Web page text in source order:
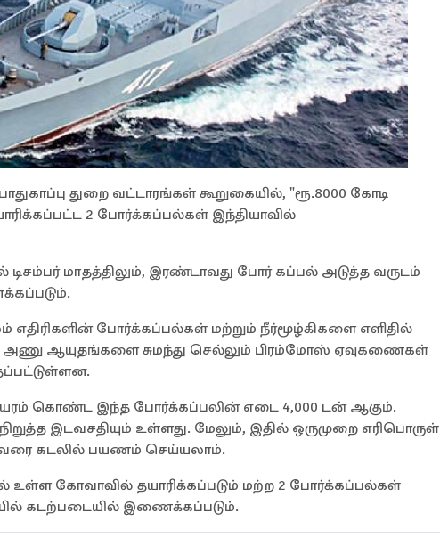
துறை வட்டாரங்கள் கூறுகையில், "ரூ.8000 கோடி
2 போர்க்கப்பல்கள் இந்தியாவில்
டிசம்பர் மாதத்திலும், இரண்டாவது போர் கப்பல் அடுத்த வருடம்
போர்க்கப்பல்கள் மற்றும் நீர்மூழ்கிகளை எளிதில்
அணு ஆயுதங்களை சுமந்து செல்லும் பிரம்மோஸ் ஏவுகணைகள்
உயரம் கொண்ட இந்த போர்க்கப்பலின் எடை 4,000 டன் ஆகும்.
இடவசதியும் உள்ளது. மேலும், இதில் ஒருமுறை எரிபொருள்
வரை கடலில் பயணம் செய்யலாம்.
உள்ள கோவாவில் தயாரிக்கப்படும் மற்ற 2 போர்க்கப்பல்கள்
கடற்படையில் இணைக்கப்படும்.